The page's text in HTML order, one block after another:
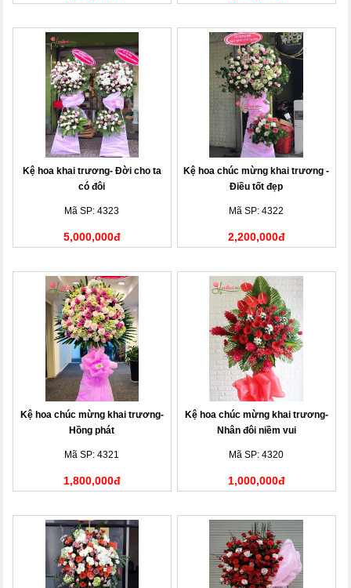
Kệ hoa khai trương- Đời cho ta
có đôi
Mã SP: 4323
5,000,000đ
Kệ hoa chúc mừng khai trương -
Điều tốt đẹp
Mã SP: 4322
2,200,000đ
Kệ hoa chúc mừng khai trương-
Hồng phát
Mã SP: 4321
1,800,000đ
Kệ hoa chúc mừng khai trương-
Nhân đôi niềm vui
Mã SP: 4320
1,000,000đ